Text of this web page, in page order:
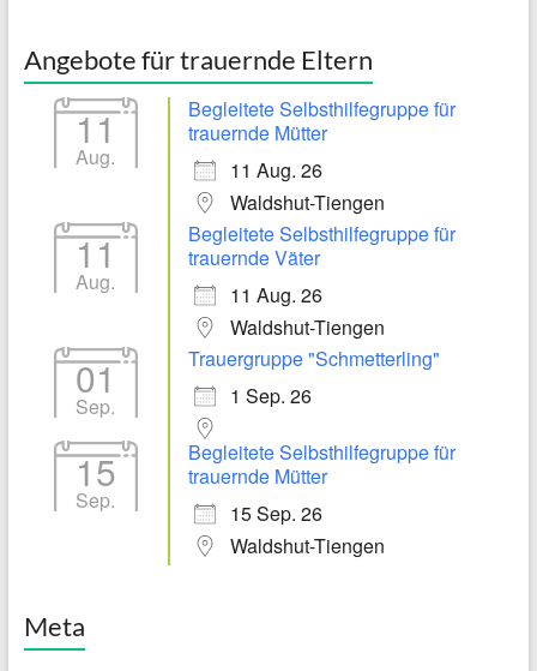
Angebote für trauernde Eltern
11
Aug.
Begleitete Selbsthilfegruppe für
trauernde Mütter
11 Aug. 26
Waldshut-Tiengen
11
Aug.
Begleitete Selbsthilfegruppe für
trauernde Väter
11 Aug. 26
Waldshut-Tiengen
01
Sep.
Trauergruppe "Schmetterling"
1 Sep. 26
15
Sep.
Begleitete Selbsthilfegruppe für
trauernde Mütter
15 Sep. 26
Waldshut-Tiengen
Meta